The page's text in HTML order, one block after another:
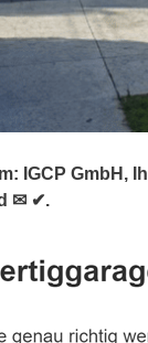
IGCP GmbH,
✉ ✔.